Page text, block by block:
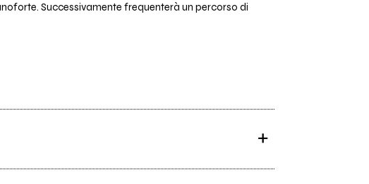
Successivamente frequenterà un percorso di